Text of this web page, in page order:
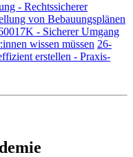
- Rechtssicherer
von Bebauungsplänen
- Sicherer Umgang
wissen müssen 26-
erstellen - Praxis-